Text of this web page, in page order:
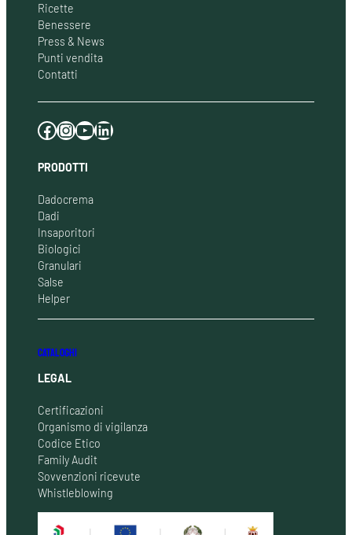
Ricette
Benessere
Press & News
Punti vendita
Contatti
Facebook Instagram YouTube LinkedIn
PRODOTTI
Dadocrema
Dadi
Insaporitori
Biologici
Granulari
Salse
Helper
CATALOGHI
LEGAL
Certificazioni
Organismo di vigilanza
Codice Etico
Family Audit
Sovvenzioni ricevute
Whistleblowing